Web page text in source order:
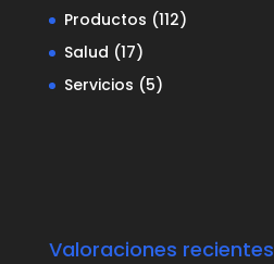
Productos (112)
Salud (17)
Servicios (5)
Valoraciones recientes